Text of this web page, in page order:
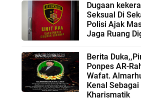
Dugaan
Seksual Di
Polisi Ajak
Jaga Ruang
Berita
Ponpes AR-
Wafat.
Kenal Sebagai
Kharismatik